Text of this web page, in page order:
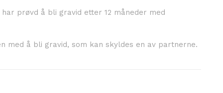
prøvd å bli gravid etter 12 måneder med
med å bli gravid, som kan skyldes en av partnerne.